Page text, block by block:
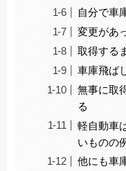
自分で車
変更があ
取得する
車庫飛ば
無事に取
る
軽自動車
いものの
他にも車